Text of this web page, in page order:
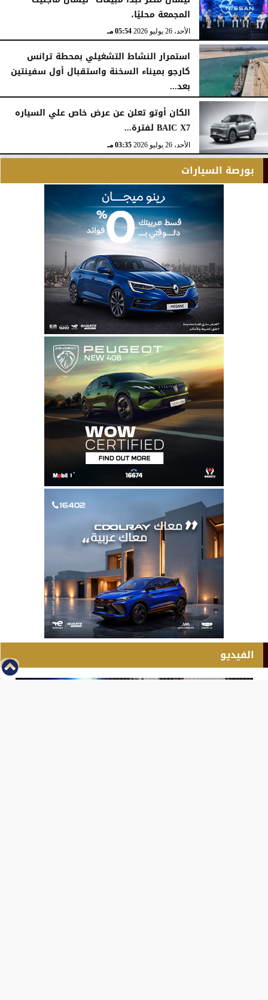
المجمعة محليًا،
الأحد، 26 يوليو 2026 05:54 مـ
استمرار النشاط التشغيلي بمحطة ترانس
كارجو بميناء السخنة واستقبال أول سفينتين
بعد...
الأحد، 26 يوليو 2026 05:52 مـ
الكان أوتو تعلن عن عرض خاص علي السياره
BAIC X7 لفترة...
الأحد، 26 يوليو 2026 03:35 مـ
بورصة السيارات
الفيديو